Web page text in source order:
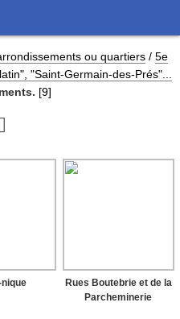
ou quartiers / 5e
"Saint-Germain-des-Prés"...
[9]
nique
Rues Boutebrie et de la
Parcheminerie